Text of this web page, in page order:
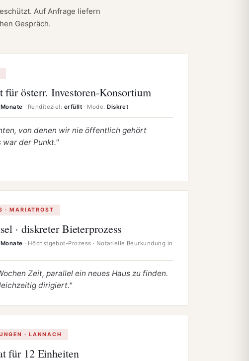
Auf Anfrage liefern
Gespräch.
für österr. Investoren-Konsortium
· Renditeziel: erfüllt · Mode:Diskret
von denen wir nie öffentlich gehört
war der Punkt."
· MARIATROST
· diskreter Bieterprozess
· Höchstgebot­-Prozess · Notarielle Beurkundung in
Zeit, parallel ein neues Haus zu finden.
dirigiert."
· LANNACH
für 12 Einheiten